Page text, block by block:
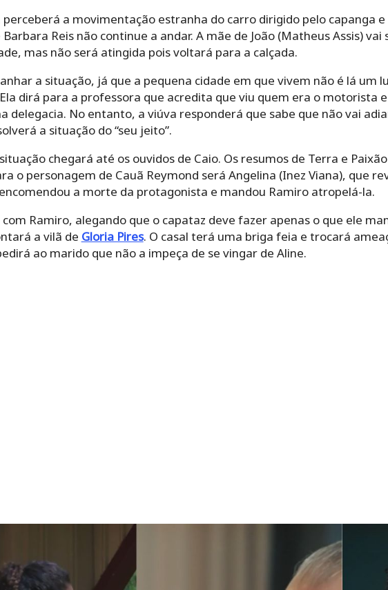
a movimentação estranha do carro dirigido pelo capanga
Reis não continue a andar. A mãe de João (Matheus Assis)
mas não será atingida pois voltará para a calçada.
a situação, já que a pequena cidade em que vivem não é lá um
dirá para a professora que acredita que viu quem era o motorista
delegacia. No entanto, a viúva responderá que sabe que não vai
a situação do “seu jeito”.
chegará até os ouvidos de Caio. Os resumos de Terra e
o personagem de Cauã Reymond será Angelina (Inez Viana), que
a morte da protagonista e mandou Ramiro atropelá-la.
Ramiro, alegando que o capataz deve fazer apenas o que ele
a vilã de Gloria Pires. O casal terá uma briga feia e trocará
ao marido que não a impeça de se vingar de Aline.